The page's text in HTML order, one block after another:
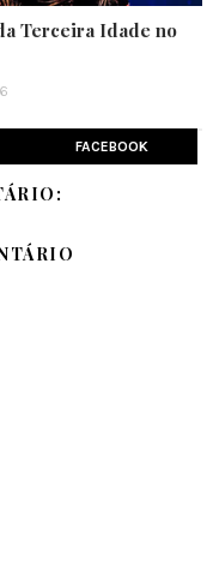
Terceira Idade no
FACEBOOK